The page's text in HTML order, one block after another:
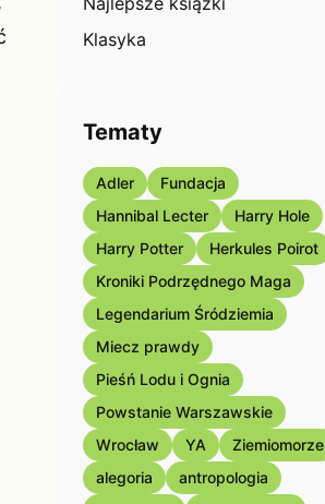
Klasyka
Tematy
Adler
Fundacja
Hannibal Lecter
Harry Hole
Harry Potter
Herkules Poirot
Kroniki Podrzędnego Maga
Legendarium Śródziemia
Miecz prawdy
Pieśń Lodu i Ognia
Powstanie Warszawskie
Wrocław
YA
Ziemiomorze
alegoria
antropologia